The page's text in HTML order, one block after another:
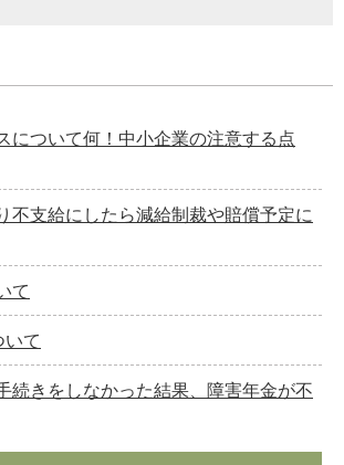
について何！中小企業の注意する点
不支給にしたら減給制裁や賠償予定に
て
て
続きをしなかった結果、障害年金が不